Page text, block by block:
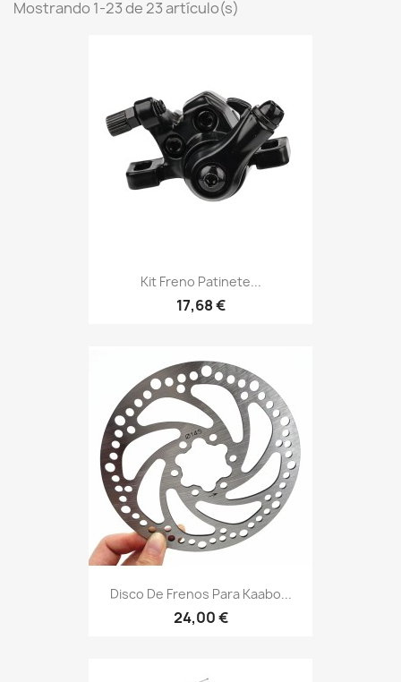
Mostrando 1-23 de 23 artículo(s)
Kit Freno Patinete...
17,68 €
Disco De Frenos Para Kaabo...
24,00 €